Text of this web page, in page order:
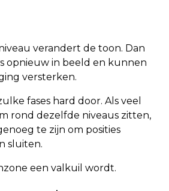
verandert de toon. Dan
opnieuw in beeld en kunnen
versterken.
fases hard door. Als veel
rond dezelfde niveaus zitten,
te zijn om posities
sluiten.
een valkuil wordt.